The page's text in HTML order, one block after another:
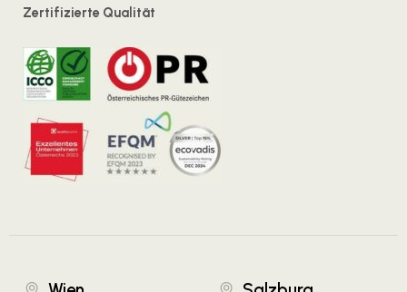
Zertifizierte Qualität